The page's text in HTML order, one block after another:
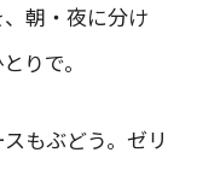
朝・夜に分け
りで。
もぶどう。ゼリ